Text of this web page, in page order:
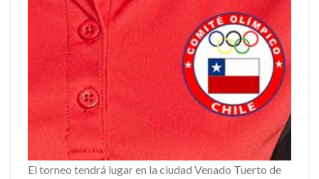
El torneo tendrá lugar en la ciudad Venado Tuerto de